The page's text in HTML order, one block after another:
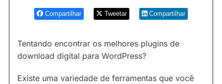
Compartilhar Tweetar Compartilhar
Tentando encontrar os melhores plugins de
download digital para WordPress?
Existe uma variedade de ferramentas que você